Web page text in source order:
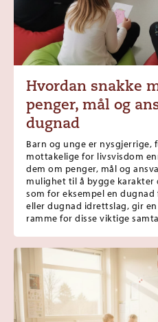
Hvordan snakke
penger, mål og
dugnad
Barn og unge er nysgjerrige,
mottakelige for livsvisdom
dem om penger, mål og
mulighet til å bygge
som for eksempel en
eller dugnad idrettslag, gir
ramme for disse viktige